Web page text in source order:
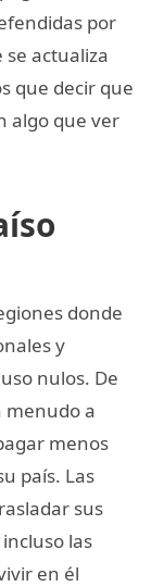
por
actualiza
que decir que
algo que ver
donde
y
nulos. De
menudo a
menos
país. Las
sus
las
en él